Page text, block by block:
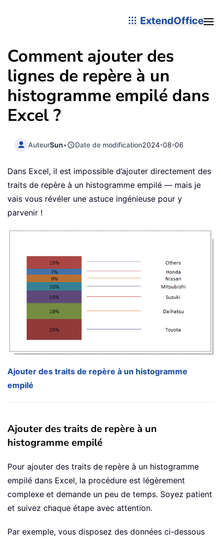
ExtendOffice
Comment ajouter des
lignes de repère à un
histogramme empilé dans
Excel ?
AuteurSun• Date de modification2024-08-06
Dans Excel, il est impossible d’ajouter directement des
traits de repère à un histogramme empilé — mais je
vais vous révéler une astuce ingénieuse pour y
parvenir !
Ajouter des traits de repère à un histogramme
empilé
Ajouter des traits de repère à un
histogramme empilé
Pour ajouter des traits de repère à un histogramme
empilé dans Excel, la procédure est légèrement
complexe et demande un peu de temps. Soyez patient
et suivez chaque étape avec attention.
Par exemple, vous disposez des données ci-dessous